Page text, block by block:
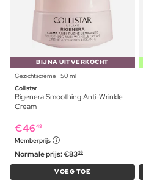
BIJNA UITVERKOCHT
Gezichtscrème ⋅ 50 ml
Collistar
Rigenera Smoothing Anti-Wrinkle
Cream
€46 49
Memberprijs
Normale prijs:€8399
VOEG TOE